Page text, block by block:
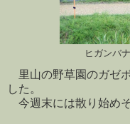
ヒガンバ
里山の野草園のガゼ
した。
今週末には散り始めそ